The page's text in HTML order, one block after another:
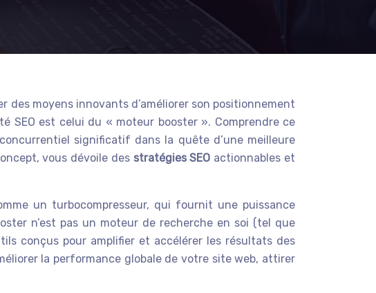
des moyens innovants d’améliorer son positionnement
SEO est celui du « moteur booster ». Comprendre ce
significatif dans la quête d’une meilleure
vous dévoile des stratégies SEO actionnables et
un turbocompresseur, qui fournit une puissance
n’est pas un moteur de recherche en soi (tel que
conçus pour amplifier et accélérer les résultats des
la performance globale de votre site web, attirer